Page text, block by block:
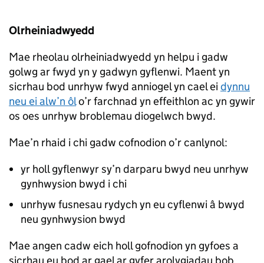
Olrheiniadwyedd
Mae rheolau olrheiniadwyedd yn helpu i gadw
golwg ar fwyd yn y gadwyn gyflenwi. Maent yn
sicrhau bod unrhyw fwyd anniogel yn cael eidynnu
neu ei alw’n ôlo’r farchnad yn effeithlon ac yn gywir
os oes unrhyw broblemau diogelwch bwyd.
Mae’n rhaid i chi gadw cofnodion o’r canlynol:
yr holl gyflenwyr sy’n darparu bwyd neu unrhyw
gynhwysion bwyd i chi
unrhyw fusnesau rydych yn eu cyflenwi â bwyd
neu gynhwysion bwyd
Mae angen cadw eich holl gofnodion yn gyfoes a